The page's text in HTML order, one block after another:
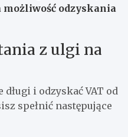
odzyskania
z ulgi na
długi i odzyskać VAT od
spełnić następujące